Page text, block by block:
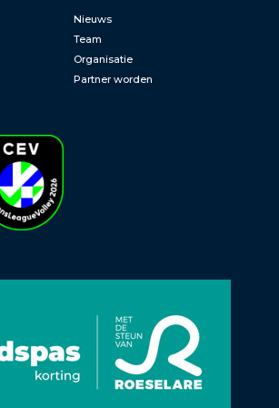
Nieuws
Team
Organisatie
Partner worden